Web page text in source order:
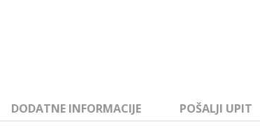
DODATNE INFORMACIJE POŠALJI UPIT